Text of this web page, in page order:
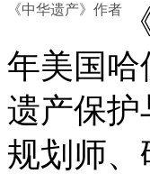
《中华遗产》作者
年美国哈
遗产保护
规划师、